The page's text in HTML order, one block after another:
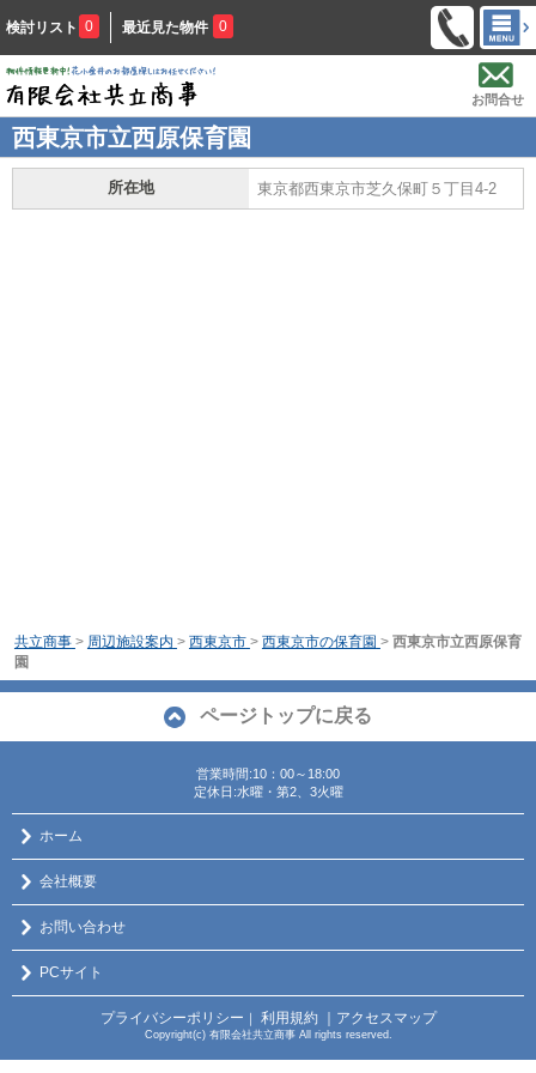
検討リスト 0 最近見た物件 0
お問合せ
西東京市立西原保育園
所在地 東京都西東京市芝久保町５丁目4-2
共立商事 > 周辺施設案内 > 西東京市 > 西東京市の保育園 > 西東京市立西原保育
園
ページトップに戻る
営業時間:10：00～18:00
定休日:水曜・第2、3火曜
ホーム
会社概要
お問い合わせ
PCサイト
プライバシーポリシー ｜ 利用規約 ｜アクセスマップ
Copyright(c) 有限会社共立商事 All rights reserved.